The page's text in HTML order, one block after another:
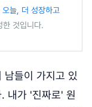
오늘, 더 성장하고
한 것입니다.
남들이 가지고 있
내가 '진짜로' 원